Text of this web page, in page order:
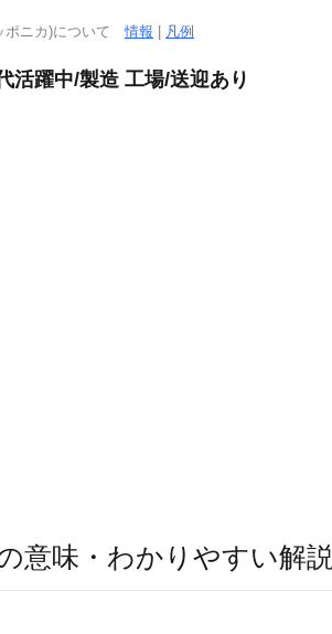
ポニカ)について情報 凡例
活躍中/製造 工場/送迎あり
意味・わかりやすい解説